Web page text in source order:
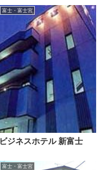
富士・富士宮
ビジネスホテル 新富士
富士・富士宮